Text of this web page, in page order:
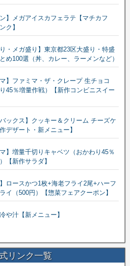
ン】メガアイスカフェラテ【マチカフ
ク】
り・メガ盛り】東京都23区大盛り・特盛
め100選（丼、カレー、ラーメンなど）
マ】ファミマ・ザ・クレープ 生チョコ
り45％増量作戦）【新作コンビニスイー
バックス】クッキー＆クリーム チーズケ
デザート・新メニュー】
マ】増量千切りキャベツ（おかわり45％
【新作サラダ】
】ロースかつ1枚+海老フライ2尾+ハーフ
イ（500円）【惣菜フェアクーポン】
や汁【新メニュー】
リンク一覧